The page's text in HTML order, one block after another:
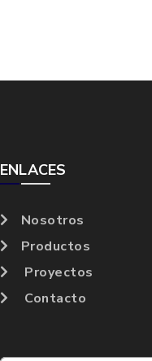
ENLACES
Nosotros
Productos
Proyectos
Contacto